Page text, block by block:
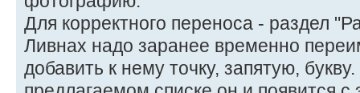
Для корректного переноса - раздел
Ливнах надо заранее временно
добавить к нему точку, запятую,